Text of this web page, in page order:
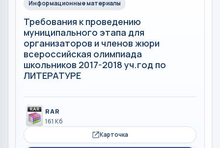
Информационные материалы
Требования к проведению
муниципального этапа для
организаторов и членов жюри
всероссийская олимпиада
школьников 2017-2018 уч.год по
ЛИТЕРАТУРЕ
RAR
161 Кб
Карточка